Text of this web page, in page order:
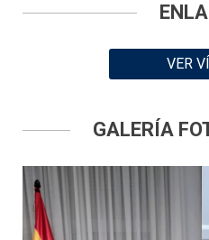
VER
GALERÍA